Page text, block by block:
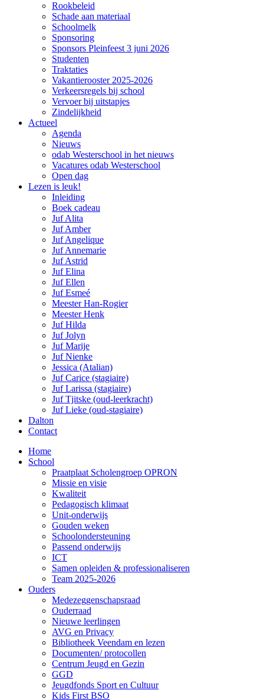
Rookbeleid
Schade aan materiaal
Schoolmelk
Sponsoring
Sponsors Pleinfeest 3 juni 2026
Studenten
Traktaties
Vakantierooster 2025-2026
Verkeersregels bij school
Vervoer bij uitstapjes
Zindelijkheid
Actueel
Agenda
Nieuws
odab Westerschool in het nieuws
Vacatures odab Westerschool
Open dag
Lezen is leuk!
Inleiding
Boek cadeau
Juf Alita
Juf Amber
Juf Angelique
Juf Annemarie
Juf Astrid
Juf Elina
Juf Ellen
Juf Esmeé
Meester Han-Rogier
Meester Henk
Juf Hilda
Juf Jolyn
Juf Marije
Juf Nienke
Jessica (Atalian)
Juf Carice (stagiaire)
Juf Larissa (stagiaire)
Juf Tjitske (oud-leerkracht)
Juf Lieke (oud-stagiaire)
Dalton
Contact
Home
School
Praatplaat Scholengroep OPRON
Missie en visie
Kwaliteit
Pedagogisch klimaat
Unit-onderwijs
Gouden weken
Schoolondersteuning
Passend onderwijs
ICT
Samen opleiden & professionaliseren
Team 2025-2026
Ouders
Medezeggenschapsraad
Ouderraad
Nieuwe leerlingen
AVG en Privacy
Bibliotheek Veendam en lezen
Documenten/ protocollen
Centrum Jeugd en Gezin
GGD
Jeugdfonds Sport en Cultuur
Kids First BSO